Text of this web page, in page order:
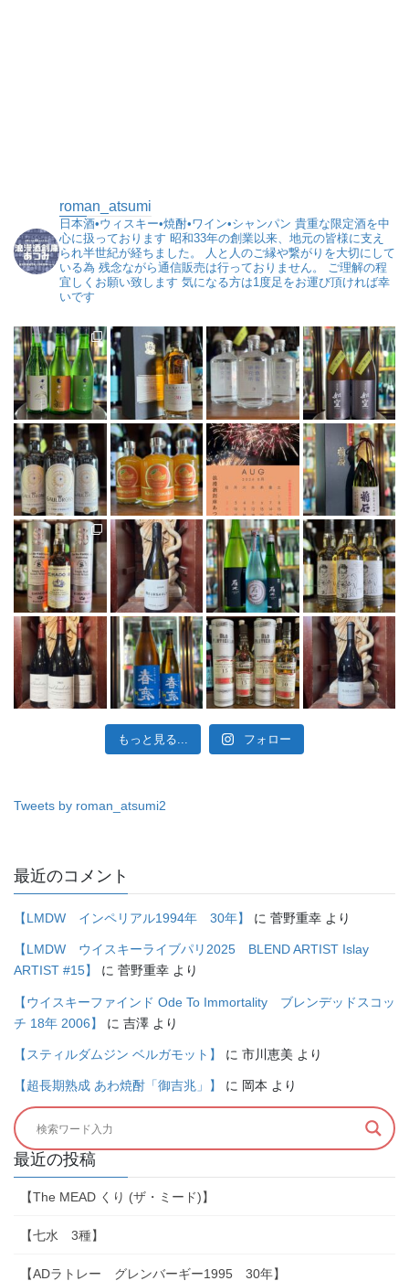
roman_atsumi
日本酒•ウィスキー•焼酎•ワイン•シャンパン 貴重な限定酒を中
心に扱っております 昭和33年の創業以来、地元の皆様に支え
られ半世紀が経ちました。
人と人のご縁や繋がりを大切にして
いる為 残念ながら通信販売は行っておりません。
ご理解の程
宜しくお願い致します 気になる方は1度足をお運び頂ければ幸
いです
もっと見る... フォロー
Tweets by roman_atsumi2
最近のコメント
【LMDW インペリアル1994年 30年】 に 菅野重幸 より
【LMDW ウイスキーライブパリ2025 BLEND ARTIST Islay
ARTIST #15】
に 菅野重幸 より
【ウイスキーファインド Ode To Immortality ブレンデッドスコッ
チ 18年 2006】
に 吉澤 より
【スティルダムジン ベルガモット】 に 市川恵美 より
【超長期熟成 あわ焼酎「御吉兆」】 に 岡本 より
最近の投稿
【The MEAD くり (ザ・ミード)】
【七水 3種】
【ADラトレー グレンバーギー1995 30年】